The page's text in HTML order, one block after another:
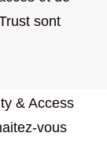
sont
& Access
vous